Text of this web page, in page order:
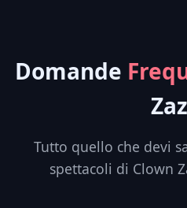
Domande
Tutto quello che devi
spettacoli di Clown